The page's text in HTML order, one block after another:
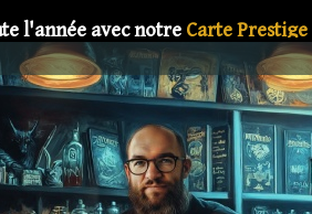
l'année avec notre Carte Prestige
deDani DaOrtiz en précommande
l'année avec notreCarte Prestige
deDani DaOrtiz en précommande
l'année avec notreCarte Prestige
deDani DaOrtiz en précommande